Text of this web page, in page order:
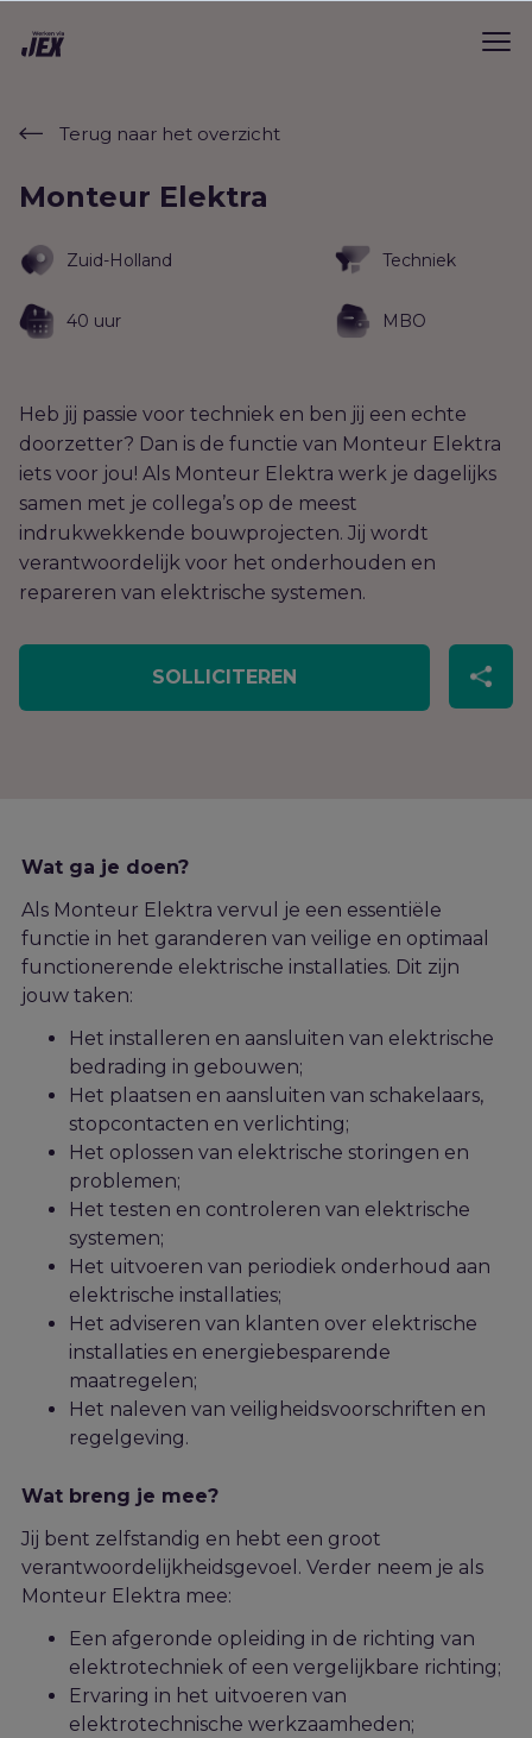
Terug naar het overzicht
Monteur Elektra
Zuid-Holland Techniek
40 uur MBO
Heb jij passie voor techniek en ben jij een echte
doorzetter? Dan is de functie van Monteur Elektra
iets voor jou! Als Monteur Elektra werk je dagelijks
samen met je collega’s op de meest
indrukwekkende bouwprojecten. Jij wordt
verantwoordelijk voor het onderhouden en
repareren van elektrische systemen.
SOLLICITEREN
Wat ga je doen?
Als Monteur Elektra vervul je een essentiële
functie in het garanderen van veilige en optimaal
functionerende elektrische installaties. Dit zijn
jouw taken:
Het installeren en aansluiten van elektrische
bedrading in gebouwen;
Het plaatsen en aansluiten van schakelaars,
stopcontacten en verlichting;
Het oplossen van elektrische storingen en
problemen;
Het testen en controleren van elektrische
systemen;
Het uitvoeren van periodiek onderhoud aan
elektrische installaties;
Het adviseren van klanten over elektrische
installaties en energiebesparende
maatregelen;
Het naleven van veiligheidsvoorschriften en
regelgeving.
Wat breng je mee?
Jij bent zelfstandig en hebt een groot
verantwoordelijkheidsgevoel. Verder neem je als
Monteur Elektra mee:
Een afgeronde opleiding in de richting van
elektrotechniek of een vergelijkbare richting;
Ervaring in het uitvoeren van
elektrotechnische werkzaamheden;